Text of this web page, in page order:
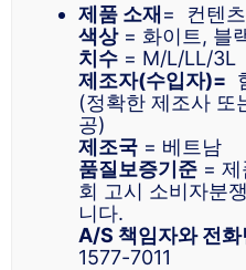
제품 소재= 컨텐
색상= 화이트, 블
치수 = M/L/LL/3L
제조자(수입자)=
(정확한 제조사 또
공)
제조국 = 베트남
품질보증기준 =
회 고시 소비자분
니다.
A/S 책임자와 전화
1577-7011